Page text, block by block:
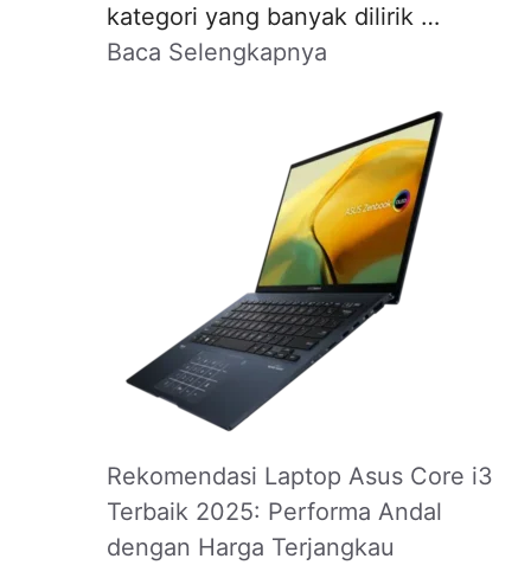
kategori yang banyak dilirik …
Baca Selengkapnya
Rekomendasi Laptop Asus Core i3
Terbaik 2025: Performa Andal
dengan Harga Terjangkau